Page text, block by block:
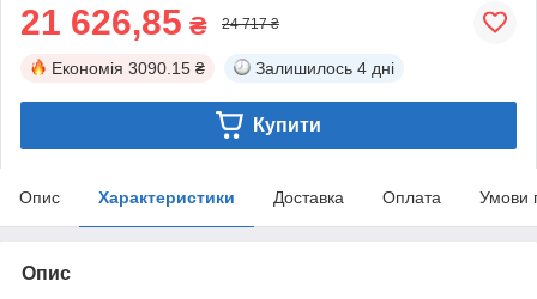
21 626,85 ₴ 24 717 ₴
Економія 3090.15 ₴ Залишилось 4 дні
Купити
Опис Характеристики Доставка Оплата Умови
Опис